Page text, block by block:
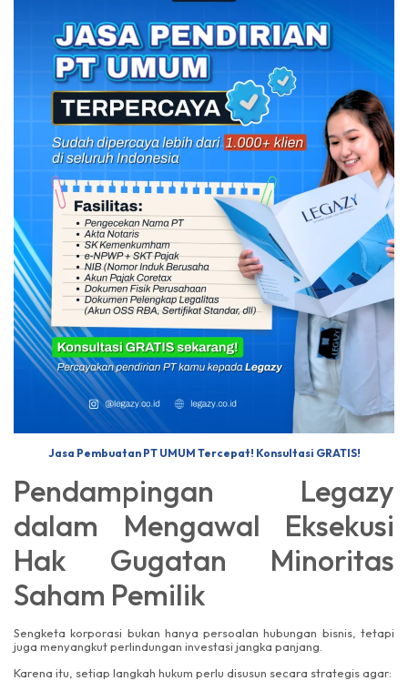
Jasa Pembuatan PT UMUM Tercepat! Konsultasi GRATIS!
Pendampingan Legazy
dalam Mengawal Eksekusi
Hak Gugatan Minoritas
Saham Pemilik
Sengketa korporasi bukan hanya persoalan hubungan bisnis, tetapi
juga menyangkut perlindungan investasi jangka panjang.
Karena itu, setiap langkah hukum perlu disusun secara strategis agar: